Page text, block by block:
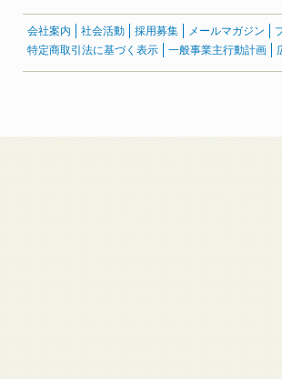
会社案内 社会活動 採用募集 メールマガジン
特定商取引法に基づく表示
一般事業主行動計画